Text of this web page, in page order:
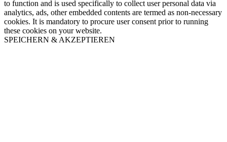
to function and is used specifically to collect user personal data via
analytics, ads, other embedded contents are termed as non-necessary
cookies. It is mandatory to procure user consent prior to running
these cookies on your website.
SPEICHERN & AKZEPTIEREN